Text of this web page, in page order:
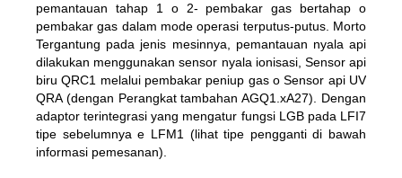
pemantauan tahap 1 o 2- pembakar gas bertahap o
pembakar gas dalam mode operasi terputus-putus. Morto
Tergantung pada jenis mesinnya, pemantauan nyala api
dilakukan menggunakan sensor nyala ionisasi, Sensor api
biru QRC1 melalui pembakar peniup gas o Sensor api UV
QRA (dengan Perangkat tambahan AGQ1.xA27). Dengan
adaptor terintegrasi yang mengatur fungsi LGB pada LFI7
tipe sebelumnya e LFM1 (lihat tipe pengganti di bawah
informasi pemesanan).